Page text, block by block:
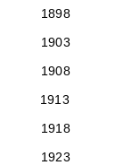
1898
1903
1908
1913
1918
1923